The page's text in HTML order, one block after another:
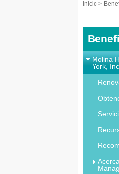
Inicio >
Molina
York, Inc.